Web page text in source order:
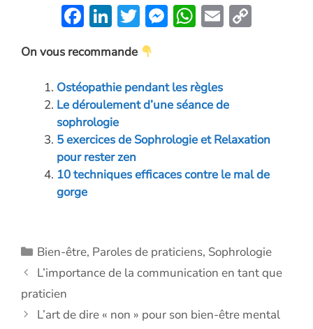
F
e
b
o
o
k
Li
k
e
dI
n
T
w
itt
er
M
n
g
er
W
s
A
p
p
E
n
k
On vous recommande
Ostéopathie pendant les règles
Le déroulement d’une séance de
sophrologie
5 exercices de Sophrologie et Relaxation
pour rester zen
10 techniques efficaces contre le mal de
gorge
Catégories
Bien-être, Paroles de praticiens, Sophrologie
L’importance de la communication en tant que
praticien
L’art de dire « non » pour son bien-être mental